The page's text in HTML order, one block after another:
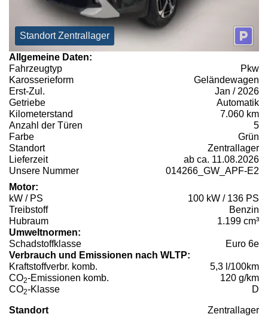
Standort Zentrallager
Allgemeine Daten:
Fahrzeugtyp
Pkw
Karosserieform
Geländewagen
Erst-Zul.
Jan / 2026
Getriebe
Automatik
Kilometerstand
7.060 km
Anzahl der Türen
5
Farbe
Grün
Standort
Zentrallager
Lieferzeit
ab ca. 11.08.2026
Unsere Nummer
014266_GW_APF-E2
Motor:
kW / PS
100 kW / 136 PS
Treibstoff
Benzin
Hubraum
1.199 cm³
Umweltnormen:
Schadstoffklasse
Euro 6e
Verbrauch und Emissionen nach WLTP:
Kraftstoffverbr. komb.
5,3 l/100km
CO2-Emissionen komb.
120 g/km
CO2-Klasse D
Standort Zentrallager